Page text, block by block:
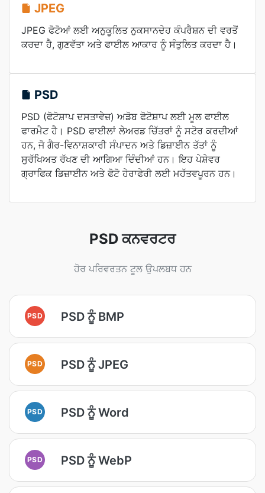
JPEG
JPEG ਫੋਟੋਆਂ ਲਈ ਅਨੁਕੂਲਿਤ ਨੁਕਸਾਨਦੇਹ ਕੰਪਰੈਸ਼ਨ ਦੀ ਵਰਤੋਂ
ਕਰਦਾ ਹੈ, ਗੁਣਵੱਤਾ ਅਤੇ ਫਾਈਲ ਆਕਾਰ ਨੂੰ ਸੰਤੁਲਿਤ ਕਰਦਾ ਹੈ।
PSD
PSD (ਫੋਟੋਸ਼ਾਪ ਦਸਤਾਵੇਜ਼) ਅਡੋਬ ਫੋਟੋਸ਼ਾਪ ਲਈ ਮੂਲ ਫਾਈਲ
ਫਾਰਮੈਟ ਹੈ। PSD ਫਾਈਲਾਂ ਲੇਅਰਡ ਚਿੱਤਰਾਂ ਨੂੰ ਸਟੋਰ ਕਰਦੀਆਂ
ਹਨ, ਜੋ ਗੈਰ-ਵਿਨਾਸ਼ਕਾਰੀ ਸੰਪਾਦਨ ਅਤੇ ਡਿਜ਼ਾਈਨ ਤੱਤਾਂ ਨੂੰ
ਸੁਰੱਖਿਅਤ ਰੱਖਣ ਦੀ ਆਗਿਆ ਦਿੰਦੀਆਂ ਹਨ। ਇਹ ਪੇਸ਼ੇਵਰ
ਗ੍ਰਾਫਿਕ ਡਿਜ਼ਾਈਨ ਅਤੇ ਫੋਟੋ ਹੇਰਾਫੇਰੀ ਲਈ ਮਹੱਤਵਪੂਰਨ ਹਨ।
PSD ਕਨਵਰਟਰ
ਹੋਰ ਪਰਿਵਰਤਨ ਟੂਲ ਉਪਲਬਧ ਹਨ
PSD PSD ਨੂੰ BMP
PSD PSD ਨੂੰ JPEG
PSD PSD ਨੂੰ Word
PSD PSD ਨੂੰ WebP